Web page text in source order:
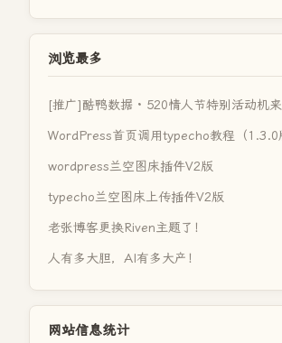
浏览最多
[推广]酷鸭数据 · 520情人节特别活动机来
WordPress首页调用typecho教程（1.3.0
wordpress兰空图床插件V2版
typecho兰空图床上传插件V2版
老张博客更换Riven主题了！
人有多大胆，AI有多大产！
网站信息统计